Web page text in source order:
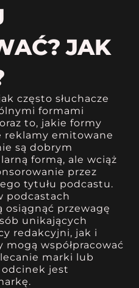
JAK
często słuchacze
formami
to, jakie formy
reklamy emitowane
są dobrym
formą, ale wciąż
przez
tytułu podcastu.
podcastach
osiągnąć przewagę
unikających
redakcyjni, jak i
współpracować
marki lub
odcinek jest